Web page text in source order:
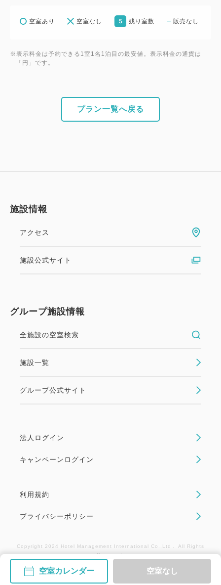
空室カレンダー 空室なし
⑤お一人様一泊につき1本ミネラルウォーター付で
◆3歳以上小学生までのお子様へ
Ⓐリザンアドベンチャーを1泊につき1回ご利用いた
だけます（1日券）。
一人様一泊につき2,200円（消費税込）を頂戴いたし
ております。
予めご了承くださいませ。
ご案内 ※予めご了承ください
ます。
り、当日先着順となります。
返金や振替はいたしかねます。
タッキングベッドまたはソファーベッド)が増え、部
のできない日もございます。
泊/1台につき500円頂戴いたしております (最大
事前予約不要。駐車場警備員へお声掛けくださいま
レンタカー付プランは以下のご案内をご理解・ご了承
をいただいたうえでのご予約をお願いいたします。
空室あり 空室なし 5 残り室数 販売なし
※表示料金は予約できる1室1名1泊目の最安値。表示料金の通貨は
「円」です。
プラン一覧へ戻る
施設情報
アクセス
施設公式サイト
グループ施設情報
全施設の空室検索
施設一覧
グループ公式サイト
法人ログイン
キャンペーンログイン
利用規約
プライバシーポリシー
Copyright 2024 Hotel Management International Co.,Ltd． All Rights
Reserved.